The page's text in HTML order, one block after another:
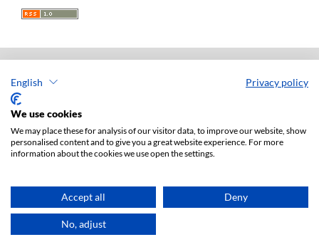
English Privacy policy
We use cookies
We may place these for analysis of our visitor data, to improve our website, show
personalised content and to give you a great website experience. For more
information about the cookies we use open the settings.
Accept all Deny
No, adjust
Acta Universitatis Lodziensis. Folia Iuridica
ISSN: 0208-6069
Publisher: Lodz University Press (website)
Publisher's office:
Accesibility declaration